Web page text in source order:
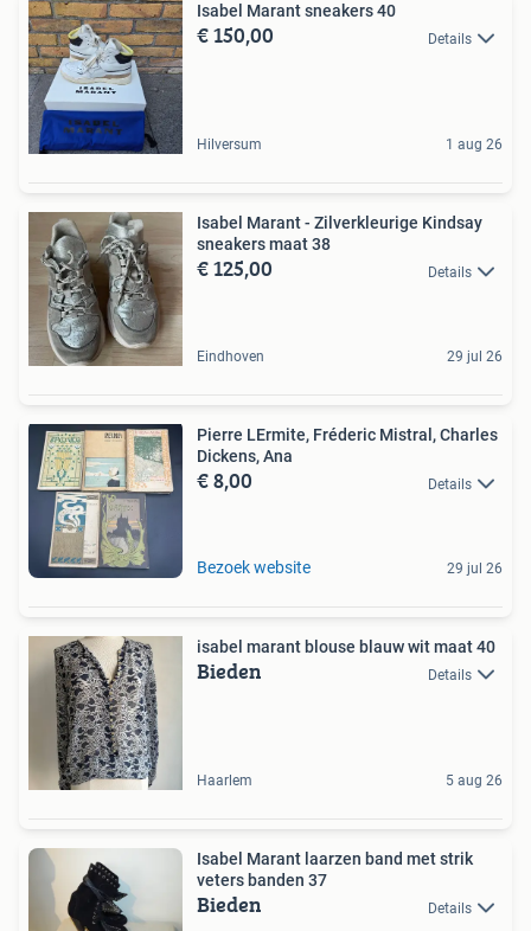
Isabel Marant sneakers 40
€ 150,00 Details
Hilversum 1 aug 26
Isabel Marant - Zilverkleurige Kindsay
sneakers maat 38
€ 125,00 Details
Eindhoven 29 jul 26
Pierre LErmite, Fréderic Mistral, Charles
Dickens, Ana
€ 8,00 Details
Bezoek website 29 jul 26
isabel marant blouse blauw wit maat 40
Bieden Details
Haarlem 5 aug 26
Isabel Marant laarzen band met strik
veters banden 37
Bieden Details